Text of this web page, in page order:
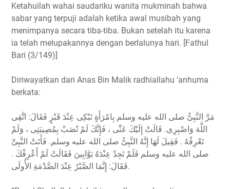
Ketahuilah wahai saudariku wanita mukminah bahwa
sabar yang terpuji adalah ketika awal musibah yang
menimpanya secara tiba-tiba. Bukan setelah itu karena
ia telah melupakannya dengan berlalunya hari. [Fathul
Bari (3/149)]
Diriwayatkan dari Anas Bin Malik radhiallahu 'anhuma
berkata:
مَرَّ النَّبِىُّ صلى الله عليه وسلم بِامْرَأَةٍ تَبْكِى عِنْدَ قَبْرٍ فَقَالَ: اتَّقِى
اللَّهَ وَاصْبِرِى. قَالَتْ إِلَيْكَ عَنِّى ، فَإِنَّكَ لَمْ تُصَبْ بِمُصِيبَتِى ، وَلَمْ
تَعْرِفْهُ . فَقِيلَ لَهَا إِنَّهُ النَّبِىُّ صلى الله عليه وسلم. فَأَتَتْ النَّبِىِّ
صلى الله عليه وسلم فَلَمْ تَجِدْ عِنْدَهُ بَوَّابِينَ فَقَالَتْ لَمْ أَعْرِفْكَ .
فَقَالَ: إِنَّمَا الصَّبْرُ عِنْدَ الصَّدْمَةِ الأُولَى.